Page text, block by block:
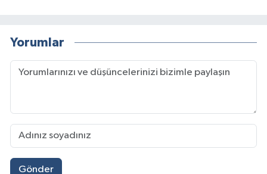
Yorumlar
Gönder